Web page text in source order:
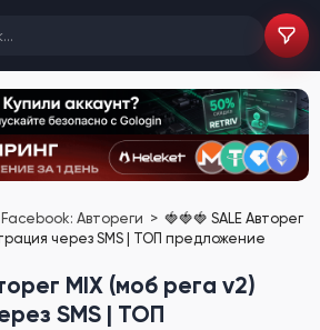
Facebook: Автореги
🍓🍓🍓 SALE Авторег
через SMS | ТОП предложение
MIX (моб рега v2)
SMS | ТОП